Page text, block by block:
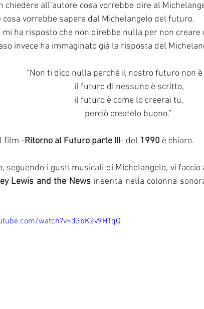
chiedere all’autore cosa vorrebbe dire al
cosa vorrebbe sapere dal Michelangelo del futuro.
mi ha risposto che non direbbe nulla per non creare
invece ha immaginato già la risposta del
“Non ti dico nulla perché il nostro futuro non
il futuro di nessuno è scritto,
il futuro è come lo creerai tu,
perciò createlo buono.”
film -Ritorno al Futuro parte III- del 1990 è chiaro.
seguendo i gusti musicali di Michelangelo, vi faccio
Lewis and the News inserita nella colonna
watch?v=d3bK2v9HTqQ